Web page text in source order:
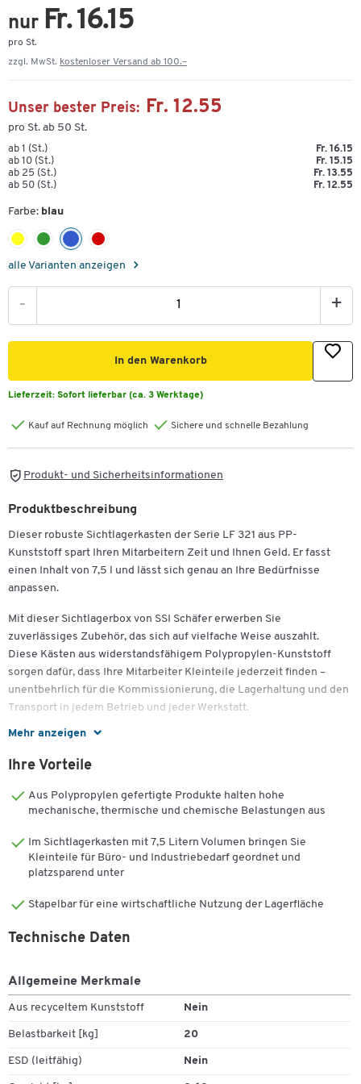
nur Fr. 16.15
pro St.
zzgl. MwSt. kostenloser Versand ab 100.–
Unser bester Preis: Fr. 12.55
pro St. ab 50 St.
ab 1 (St.)
Fr. 16.15
ab 10 (St.)
Fr. 15.15
ab 25 (St.)
Fr. 13.55
ab 50 (St.)
Fr. 12.55
Farbe: blau
alle Varianten anzeigen
- +
In den Warenkorb
Lieferzeit: Sofort lieferbar (ca. 3 Werktage)
Kauf auf Rechnung möglich Sichere und schnelle Bezahlung
Produkt- und Sicherheitsinformationen
Mehr anzeigen
Produktbeschreibung
Dieser robuste Sichtlagerkasten der Serie LF 321 aus PP-
Kunststoff spart Ihren Mitarbeitern Zeit und Ihnen Geld. Er fasst
einen Inhalt von 7,5 l und lässt sich genau an Ihre Bedürfnisse
anpassen.
Mit dieser Sichtlagerbox von SSI Schäfer erwerben Sie
zuverlässiges Zubehör, das sich auf vielfache Weise auszahlt.
Diese Kästen aus widerstandsfähigem Polypropylen-Kunststoff
sorgen dafür, dass Ihre Mitarbeiter Kleinteile jederzeit finden –
unentbehrlich für die Kommissionierung, die Lagerhaltung und den
Transport in jedem Betrieb und jeder Werkstatt.
Das robuste Material ist resistent gegenüber Ölen, Säuren und
Laugen und hat eine Temperaturbeständigkeit von -20°C bis
Lagersichtkasten sehr leicht reinigen. Die rückseitige Griffmulde
erleichtert das Anheben. Diese Kästen lassen sich sicher
Material:
Unempfindlich gegen die meisten Laugen, Öle und Säuren
Mit Griffmulde, Stapelrand, Etikettenhalter, Nuten für
Zwischenwände und Aufnahme für Kombischeibe
Inhalt: 7,5 l
Traglast: 20 kg
Ihre Vorteile
Aus Polypropylen gefertigte Produkte halten hohe
mechanische, thermische und chemische Belastungen aus
Im Sichtlagerkasten mit 7,5 Litern Volumen bringen Sie
Kleinteile für Büro- und Industriebedarf geordnet und
platzsparend unter
Stapelbar für eine wirtschaftliche Nutzung der Lagerfläche
Technische Daten
Allgemeine Merkmale
Aus recyceltem Kunststoff Nein
Belastbarkeit [kg] 20
ESD (leitfähig) Nein